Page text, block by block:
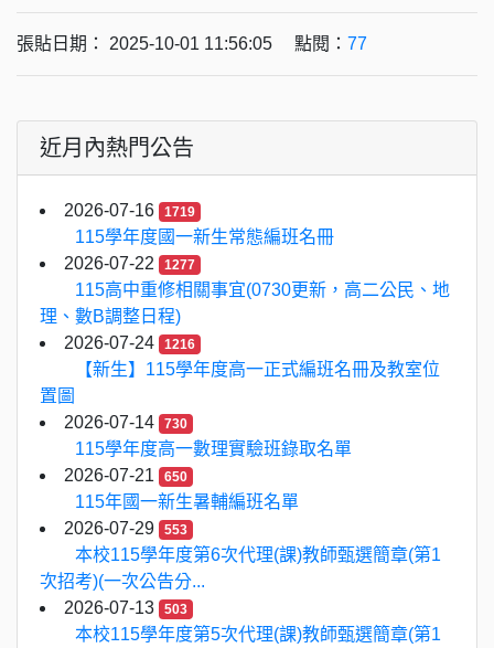
張貼日期： 2025-10-01 11:56:05 點閱： 77
近月內熱門公告
2026-07-16 1719
115學年度國一新生常態編班名冊
2026-07-22
1277
115高中重修相關事宜(0730更新，高二公民、地
理、數B調整日程)
2026-07-24
1216
【新生】115學年度高一正式編班名冊及教室位
置圖
2026-07-14
730
115學年度高一數理實驗班錄取名單
2026-07-21
650
115年國一新生暑輔編班名單
2026-07-29
553
本校115學年度第6次代理(課)教師甄選簡章(第1
次招考)(一次公告分...
2026-07-13
503
本校115學年度第5次代理(課)教師甄選簡章(第1